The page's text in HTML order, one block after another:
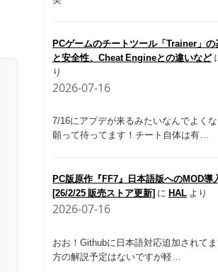
PCゲームのチートツール「Trainer」の
と安全性、Cheat Engineとの違いなど
り
2026-07-16
7/16にアプデが来るみたいなんでよく
願って待ってます！チート自体は有…
PC版原作『FF7』日本語版へのMOD導
[26/2/25 販売ストア更新] に HAL より
2026-07-16
おお！Githubに日本語対応追加されて
方の解説予定はないですが軽…